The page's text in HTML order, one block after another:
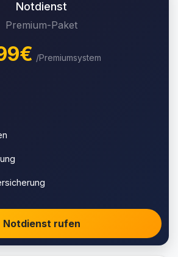
Notdienst
Premium-Paket
/Premiumsystem
Notdienst rufen